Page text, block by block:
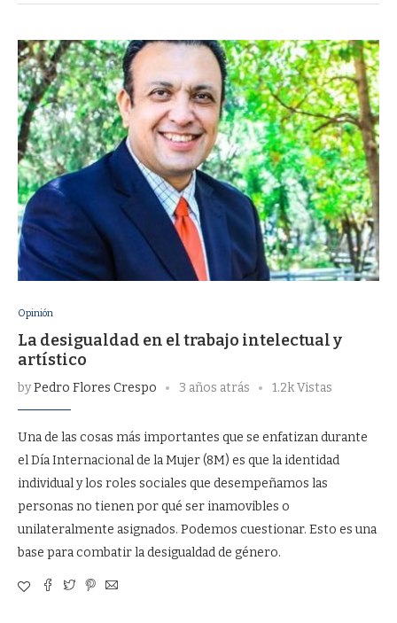
Opinión
La desigualdad en el trabajo intelectual y
artístico
byPedro Flores Crespo 3 años atrás 1.2k Vistas
Una de las cosas más importantes que se enfatizan durante
el Día Internacional de la Mujer (8M) es que la identidad
individual y los roles sociales que desempeñamos las
personas no tienen por qué ser inamovibles o
unilateralmente asignados. Podemos cuestionar. Esto es una
base para combatir la desigualdad de género.